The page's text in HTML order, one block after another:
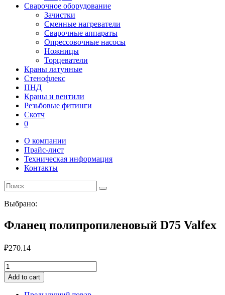
Сварочное оборудование
Зачистки
Сменные нагреватели
Сварочные аппараты
Опрессовочные насосы
Ножницы
Торцеватели
Краны латунные
Стенофлекс
ПНД
Краны и вентили
Резьбовые фитинги
Скотч
0
О компании
Прайс-лист
Техническая информация
Контакты
Выбрано:
Фланец полипропиленовый D75 Valfex
₽270.14
Фланец
полипропиленовый
D75
Valfex
Add to cart